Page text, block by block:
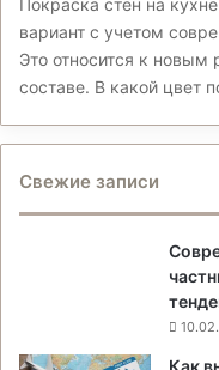
Покраска стен на
вариант с учетом
Это относится к
составе. В какой цвет
Свежие записи
Как